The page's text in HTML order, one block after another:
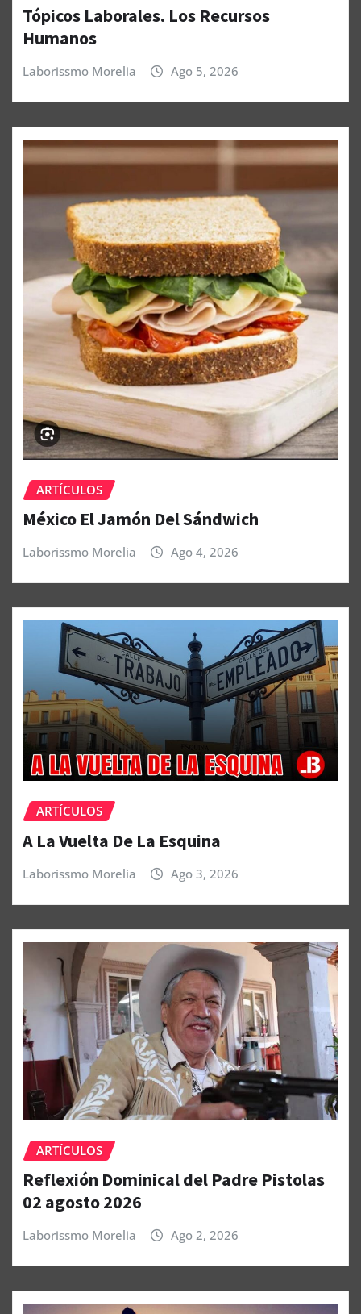
Tópicos Laborales. Los Recursos
Humanos
Laborissmo Morelia Ago 5, 2026
ARTÍCULOS
México El Jamón Del Sándwich
Laborissmo Morelia Ago 4, 2026
ARTÍCULOS
A La Vuelta De La Esquina
Laborissmo Morelia Ago 3, 2026
ARTÍCULOS
Reflexión Dominical del Padre Pistolas
02 agosto 2026
Laborissmo Morelia Ago 2, 2026